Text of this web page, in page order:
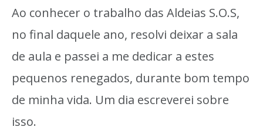
Ao conhecer o trabalho das Aldeias S.O.S,
no final daquele ano, resolvi deixar a sala
de aula e passei a me dedicar a estes
pequenos renegados, durante bom tempo
de minha vida. Um dia escreverei sobre
isso.